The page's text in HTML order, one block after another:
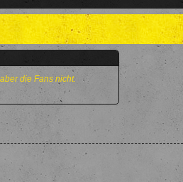
die Fans nicht.